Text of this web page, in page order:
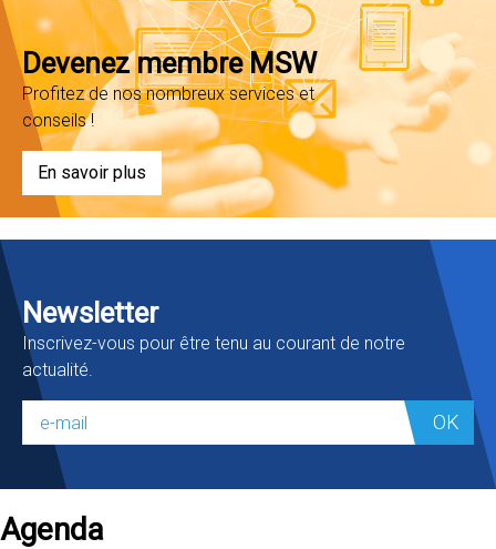
Devenez membre MSW
Profitez de nos nombreux services et
conseils !
En savoir plus
Newsletter
Inscrivez-vous pour être tenu au courant de notre
actualité.
OK
Agenda